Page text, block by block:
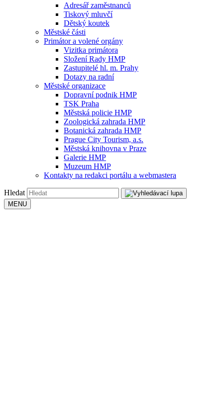
Adresář zaměstnanců
Tiskový mluvčí
Dětský koutek
Městské části
Primátor a volené orgány
Vizitka primátora
Složení Rady HMP
Zastupitelé hl. m. Prahy
Dotazy na radní
Městské organizace
Dopravní podnik HMP
TSK Praha
Městská policie HMP
Zoologická zahrada HMP
Botanická zahrada HMP
Prague City Tourism, a.s.
Městská knihovna v Praze
Galerie HMP
Muzeum HMP
Kontakty na redakci portálu a webmastera
Hledat
MENU